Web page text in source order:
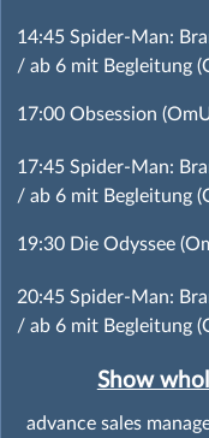
14:45 Spider-Man:
/ ab 6 mit Begleitung
17:00 Obsession
17:45 Spider-Man:
/ ab 6 mit Begleitung
19:30 Die Odyssee
20:45 Spider-Man:
/ ab 6 mit Begleitung
Show
advance sales